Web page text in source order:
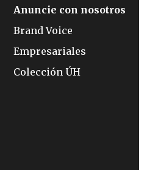
Anuncie con nosotros
Brand Voice
Empresariales
Colección ÚH